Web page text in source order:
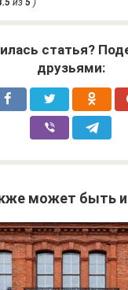
статья?
друзьями:
может быть